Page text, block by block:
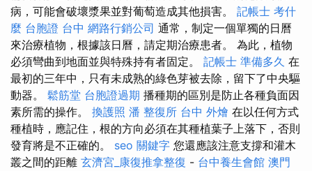
病，可能會破壞漿果並對葡萄造成其他損害。 記帳士 考什
麼 台胞證 台中 網路行銷公司 通常，制定一個單獨的日曆
來治療植物，根據該日曆，請定期治療患者。 為此，植物
必須彎曲到地面並與特殊持有者固定。 記帳士 準備多久 在
最初的三年中，只有未成熟的綠色芽被去除，留下了中央驅
動器。 鬆筋堂 台胞證過期 播種期的區別是防止各種負面因
素所需的操作。 換護照 潘 整復所 台中 外燴 在以任何方式
種植時，應記住，根的方向必須在其種植葉子上落下，否則
發育將是不正確的。 seo 關鍵字 您還應該注意支撐和灌木
叢之間的距離 玄濟宮_康復推拿整復 - 台中養生會館 澳門